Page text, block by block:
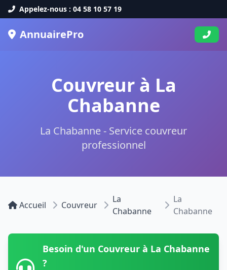
Appelez-nous : 04 58 10 57 19
AnnuairePro
Couvreur à La
Chabanne
La Chabanne - Service couvreur
professionnel
Accueil Couvreur
La
Chabanne
La
Chabanne
Besoin d'un Couvreur à La Chabanne
?